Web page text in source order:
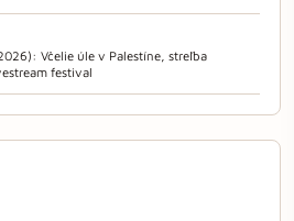
Včelie úle v Palestíne, streľba
festival